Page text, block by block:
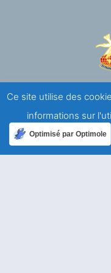
Association
Mouvement de laïcs
A propos
Ce site utilise des
informations sur
Optimisé par Optimole